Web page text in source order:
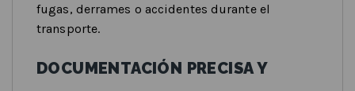
fugas, derrames o accidentes durante el
transporte.
DOCUMENTACIÓN PRECISA Y